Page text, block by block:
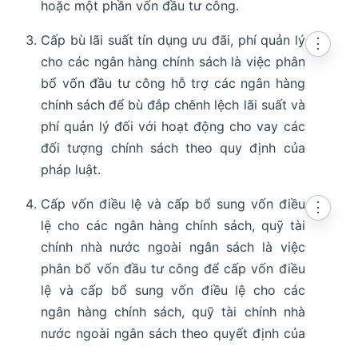
hoặc một phần vốn đầu tư công.
Cấp bù lãi suất tín dụng ưu đãi, phí quản lý
cho các ngân hàng chính sách là việc phân
bổ vốn đầu tư công hỗ trợ các ngân hàng
chính sách để bù đắp chênh lệch lãi suất và
phí quản lý đối với hoạt động cho vay các
đối tượng chính sách theo quy định của
pháp luật.
⋮
Cấp vốn điều lệ và cấp bổ sung vốn điều
lệ cho các ngân hàng chính sách, quỹ tài
chính nhà nước ngoài ngân sách là việc
phân bổ vốn đầu tư công để cấp vốn điều
lệ và cấp bổ sung vốn điều lệ cho các
ngân hàng chính sách, quỹ tài chính nhà
nước ngoài ngân sách theo quyết định của
⋮